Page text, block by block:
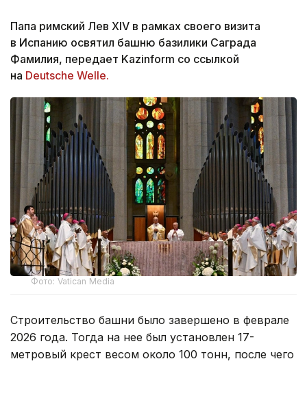
Папа римский Лев XIV в рамках своего визита
в Испанию освятил башню базилики Саграда
Фамилия, передает Kazinform со ссылкой
на Deutsche Welle.
Фото: Vatican Media
Строительство башни было завершено в феврале
2026 года. Тогда на нее был установлен 17-
метровый крест весом около 100 тонн, после чего